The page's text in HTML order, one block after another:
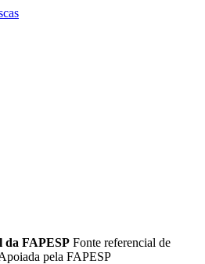
da FAPESP Fonte referencial de
pela FAPESP